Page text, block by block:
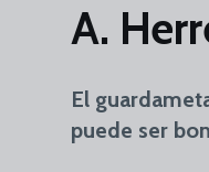
A.
El
puede ser